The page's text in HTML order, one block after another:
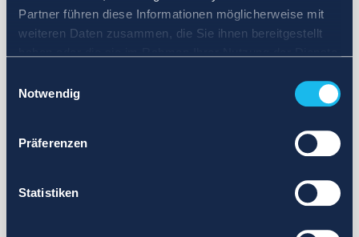
Partner führen diese Informationen möglicherweise mit
weiteren Daten zusammen, die Sie ihnen bereitgestellt
Notwendig
Präferenzen
Statistiken